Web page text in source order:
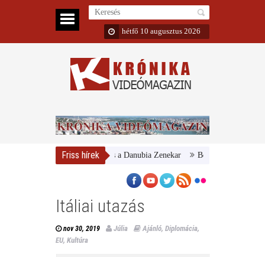
hétfő 10 augusztus 2026
Friss hírek
Magyar Nemzeti Galéria és a Danubia Zenekar Bemutatta 2024/25-ös
Itáliai utazás
nov 30, 2019 Júlia Ajánló, Diplomácia,
EU, Kultúra